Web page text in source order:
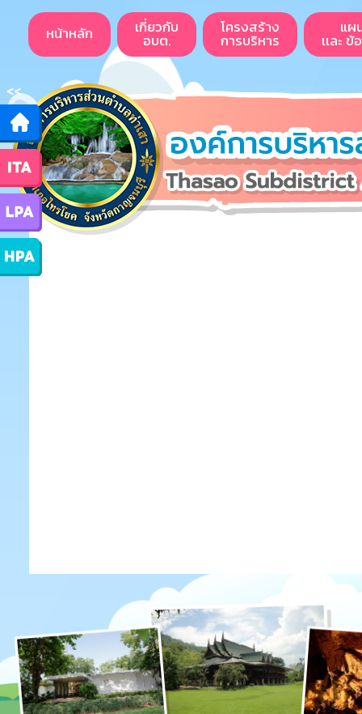
<<
หน้าหลัก เกี่ยวกับ
อบต.
โครงสร้าง
การบริหาร
แผ
เเละ